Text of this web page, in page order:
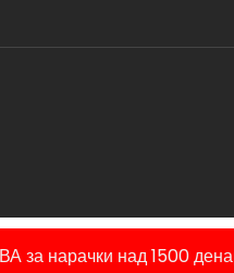
нарачки над 1500